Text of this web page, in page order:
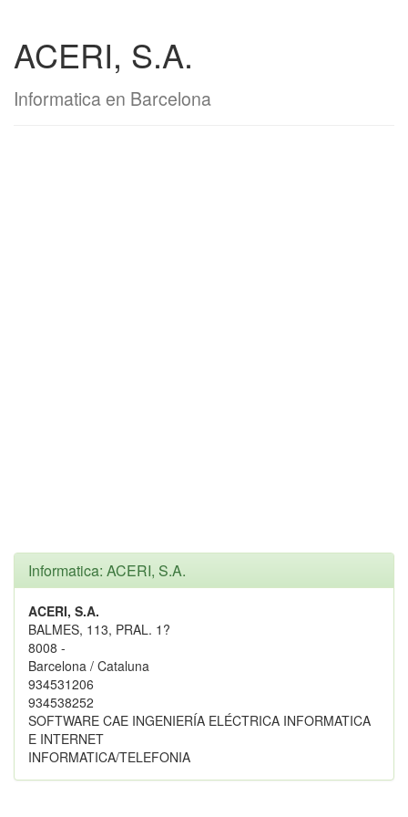
ACERI, S.A.
Informatica en Barcelona
Informatica: ACERI, S.A.
ACERI, S.A.
BALMES, 113, PRAL. 1?
8008 -
Barcelona / Cataluna
934531206
934538252
SOFTWARE CAE INGENIERÍA ELÉCTRICA INFORMATICA
E INTERNET
INFORMATICA/TELEFONIA